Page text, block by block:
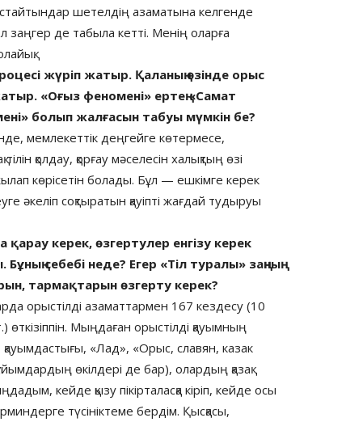
шетелдің азаматына келгенде
заңгер де табыла кетті. Менің оларға
жүріп жатыр. Қаланың өзінде орыс
«Оғыз феномені» ертең «Самат
болып жалғасын табуы мүмкін бе?
мемлекеттік деңгейге көтермесе,
қолдау, қорғау мәселесін халықтың өзі
көрісетін болады. Бұл — ешкімге керек
әкеліп соқтыратын қауіпті жағдай тудыруы
керек, өзгертулер енгізу керек
себебі неде? Егер «Тіл туралы» заңның
тармақтарын өзгерту керек?
орыстілді азаматтармен 167 кездесу (10
Мыңдаған орыстілді қауымның
«Лад», «Орыс, славян, казак
өкілдері де бар), олардың қазақ
кейде қызу пікірталасқа кіріп, кейде осы
түсініктеме бердім. Қысқасы,